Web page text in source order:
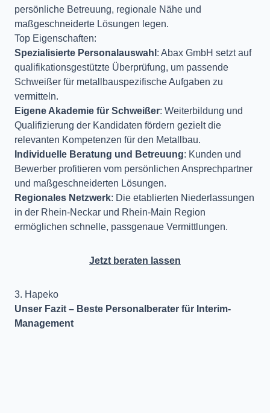
persönliche Betreuung, regionale Nähe und
maßgeschneiderte Lösungen legen.
Top Eigenschaften:
Spezialisierte Personalauswahl : Abax GmbH setzt auf
qualifikationsgestützte Überprüfung, um passende
Schweißer für metallbauspezifische Aufgaben zu
vermitteln.
Eigene Akademie für Schweißer: Weiterbildung und
Qualifizierung der Kandidaten fördern gezielt die
relevanten Kompetenzen für den Metallbau.
Individuelle Beratung und Betreuung: Kunden und
Bewerber profitieren vom persönlichen Ansprechpartner
und maßgeschneiderten Lösungen.
Regionales Netzwerk: Die etablierten Niederlassungen
in der Rhein-Neckar und Rhein-Main Region
ermöglichen schnelle, passgenaue Vermittlungen.
Jetzt beraten lassen
3. Hapeko
Unser Fazit – Beste Personalberater für Interim-
Management